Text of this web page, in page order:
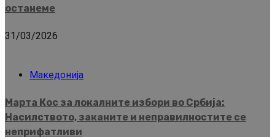
останеме
31/03/2026
Македонија
Марта Кос за локалните избори во Србија:
Насилството, заканите и неправилностите се
неприфатливи